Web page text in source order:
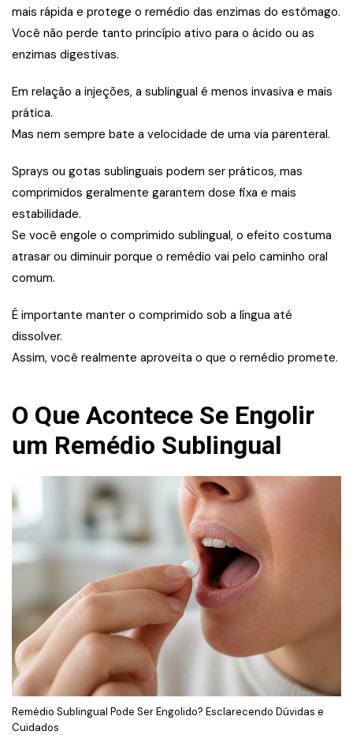
mais rápida e protege o remédio das enzimas do estômago.
Você não perde tanto princípio ativo para o ácido ou as
enzimas digestivas.
Em relação a injeções, a sublingual é menos invasiva e mais
prática.
Mas nem sempre bate a velocidade de uma via parenteral.
Sprays ou gotas sublinguais podem ser práticos, mas
comprimidos geralmente garantem dose fixa e mais
estabilidade.
Se você engole o comprimido sublingual, o efeito costuma
atrasar ou diminuir porque o remédio vai pelo caminho oral
comum.
É importante manter o comprimido sob a língua até
dissolver.
Assim, você realmente aproveita o que o remédio promete.
O Que Acontece Se Engolir
um Remédio Sublingual
Remédio Sublingual Pode Ser Engolido? Esclarecendo Dúvidas e
Cuidados